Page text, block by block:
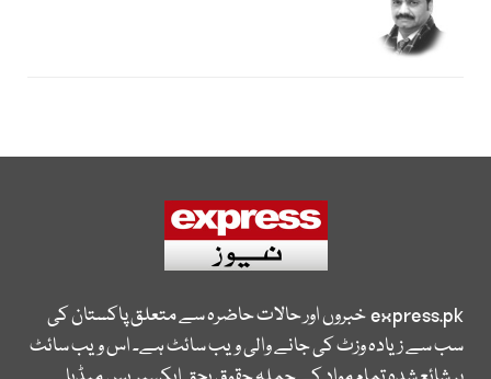
express.pkخبروں اور حالات حاضرہ سے متعلق پاکستان کی
سب سے زیادہ وزٹ کی جانے والی ویب سائٹ ہے۔ اس ویب سائٹ